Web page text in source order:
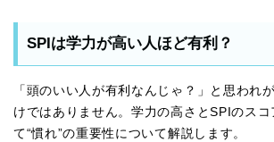
SPIは学力が高い人ほど有利？
「頭のいい人が有利なんじゃ？」と思われ
けではありません。学力の高さとSPIのスコ
て“慣れ”の重要性について解説します。